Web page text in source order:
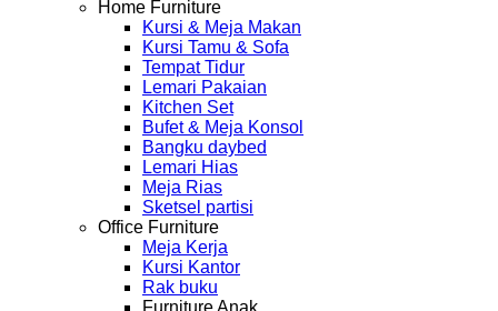
Home Furniture
Kursi & Meja Makan
Kursi Tamu & Sofa
Tempat Tidur
Lemari Pakaian
Kitchen Set
Bufet & Meja Konsol
Bangku daybed
Lemari Hias
Meja Rias
Sketsel partisi
Office Furniture
Meja Kerja
Kursi Kantor
Rak buku
Furniture Anak